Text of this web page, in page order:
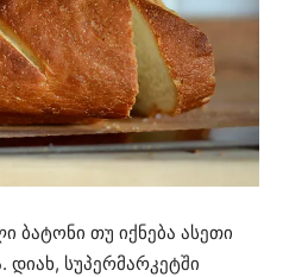
თუ იქნება ასეთი
სუპერმარკეტში